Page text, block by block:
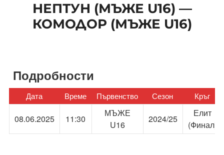
НЕПТУН (МЪЖЕ U16) —
КОМОДОР (МЪЖЕ U16)
Подробности
Дата Време Първенство Сезон Кръг
08.06.2025 11:30
МЪЖЕ
U16
2024/25
Елит
(Финал)